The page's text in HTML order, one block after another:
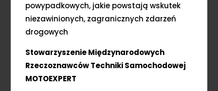
powypadkowych, jakie powstają wskutek
niezawinionych, zagranicznych zdarzeń
drogowych
Stowarzyszenie Międzynarodowych
Rzeczoznawców Techniki Samochodowej
MOTOEXPERT